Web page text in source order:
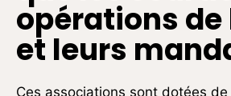
opérations
et leurs
Ces associations sont dotées